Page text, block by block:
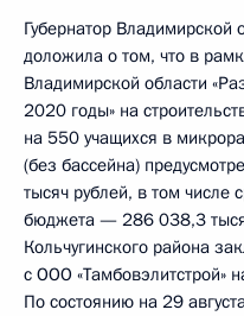
Губернатор Владимирской
доложила о том, что в
Владимирской области
2020 годы» на
на 550 учащихся в
(без бассейна)
тысяч рублей, в том числе
бюджета — 286 038,3
Кольчугинского района
с ООО «Тамбовэлитстрой»
По состоянию на 29